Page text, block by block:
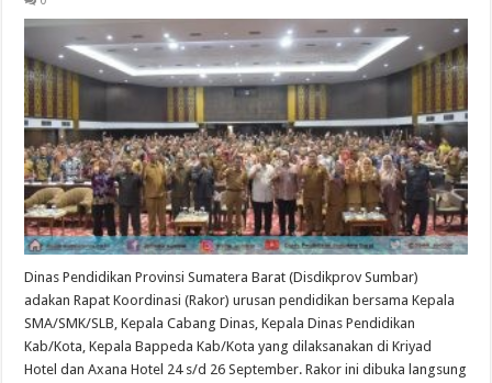
Dinas Pendidikan Provinsi Sumatera Barat (Disdikprov Sumbar)
adakan Rapat Koordinasi (Rakor) urusan pendidikan bersama Kepala
SMA/SMK/SLB, Kepala Cabang Dinas, Kepala Dinas Pendidikan
Kab/Kota, Kepala Bappeda Kab/Kota yang dilaksanakan di Kriyad
Hotel dan Axana Hotel 24 s/d 26 September. Rakor ini dibuka langsung